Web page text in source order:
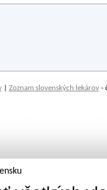
| Zoznam slovenských lekárov-